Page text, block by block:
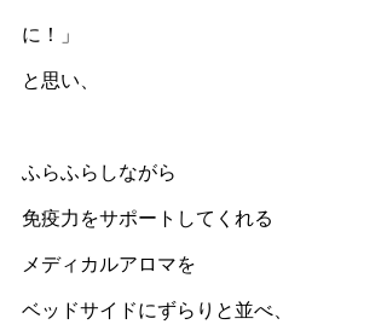
に！」
と思い、
ふらふらしながら
免疫力をサポートしてくれる
メディカルアロマを
ベッドサイドにずらりと並べ、